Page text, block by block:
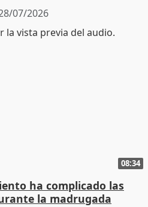
07/2026
08:34
ha complicado las
la madrugada